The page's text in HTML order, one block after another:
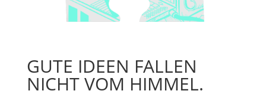
GUTE IDEEN FALLEN
NICHT VOM HIMMEL.